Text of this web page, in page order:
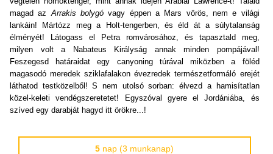
magad az Arrakis bolygóvagy éppen a Mars vörös, nem e világi
lankáin! Mártózz meg a Holt-tengerben, és éld át a súlytalanság
élményét! Látogass el Petra romvárosához, és tapasztald meg,
milyen volt a Nabateus Királyság annak minden pompájával!
Feszegesd határaidat egy canyoning túrával miközben a föléd
magasodó meredek sziklafalakon évezredek természetformáló erejét
láthatod testközelből! S nem utolsó sorban: élvezd a hamisítatlan
közel-keleti vendégszeretetet! Egyszóval gyere el Jordániába, és
szíved egy darabját hagyd itt örökre...!
5 nap (3 munkanap)